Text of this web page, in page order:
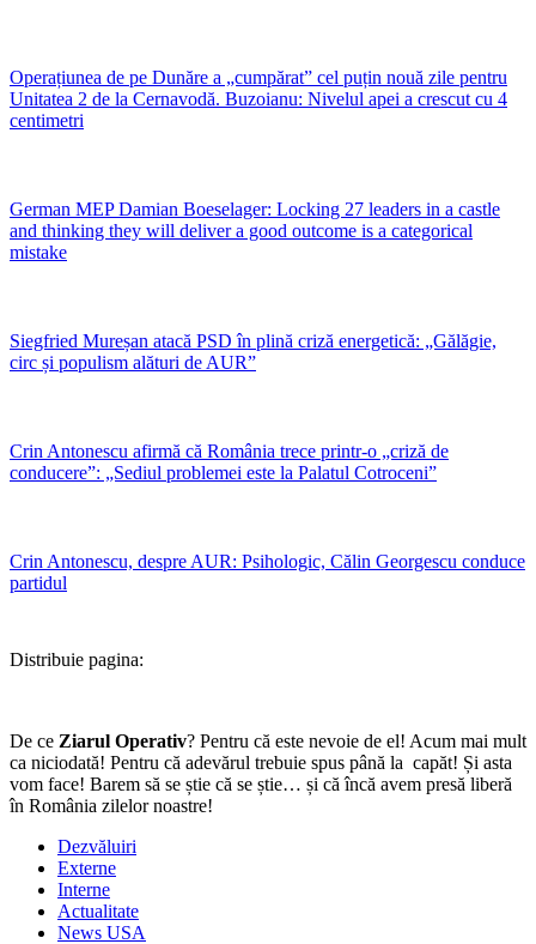
Operațiunea de pe Dunăre a „cumpărat” cel puțin nouă zile pentru
Unitatea 2 de la Cernavodă. Buzoianu: Nivelul apei a crescut cu 4
centimetri
German MEP Damian Boeselager: Locking 27 leaders in a castle
and thinking they will deliver a good outcome is a categorical
mistake
Siegfried Mureșan atacă PSD în plină criză energetică: „Gălăgie,
circ și populism alături de AUR”
Crin Antonescu afirmă că România trece printr-o „criză de
conducere”: „Sediul problemei este la Palatul Cotroceni”
Crin Antonescu, despre AUR: Psihologic, Călin Georgescu conduce
partidul
Distribuie pagina:
De ce Ziarul Operativ? Pentru că este nevoie de el! Acum mai mult
ca niciodată! Pentru că adevărul trebuie spus până la capăt! Și asta
vom face! Barem să se știe că se știe… și că încă avem presă liberă
în România zilelor noastre!
Dezvăluiri
Externe
Interne
Actualitate
News USA